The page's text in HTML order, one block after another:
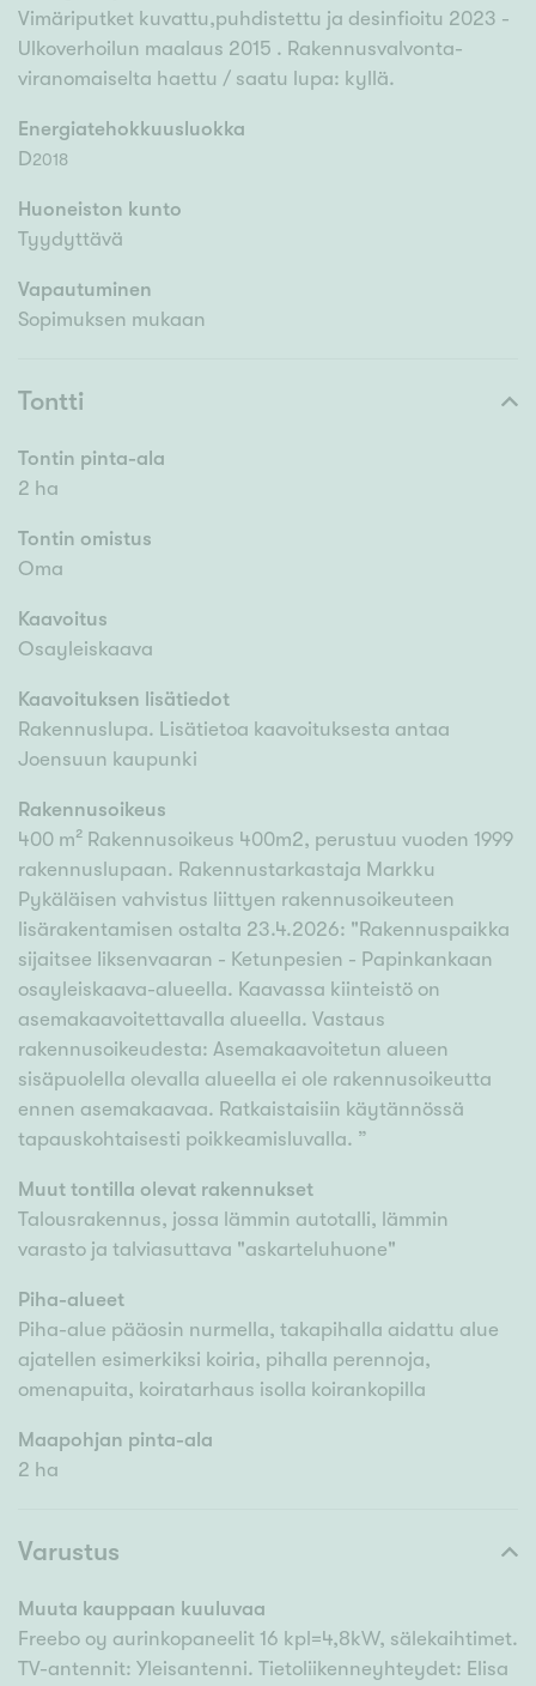
Vimäriputket kuvattu,puhdistettu ja desinfioitu 2023 -
Ulkoverhoilun maalaus 2015 . Rakennusvalvonta-
viranomaiselta haettu / saatu lupa: kyllä.
Energiatehokkuusluokka
D2018
Huoneiston kunto
Tyydyttävä
Vapautuminen
Sopimuksen mukaan
Tontti
Tontin pinta-ala
2 ha
Tontin omistus
Oma
Kaavoitus
Osayleiskaava
Kaavoituksen lisätiedot
Rakennuslupa. Lisätietoa kaavoituksesta antaa
Joensuun kaupunki
Rakennusoikeus
400 m² Rakennusoikeus 400m2, perustuu vuoden 1999
rakennuslupaan. Rakennustarkastaja Markku
Pykäläisen vahvistus liittyen rakennusoikeuteen
lisärakentamisen ostalta 23.4.2026: "Rakennuspaikka
sijaitsee Iiksenvaaran - Ketunpesien - Papinkankaan
osayleiskaava-alueella. Kaavassa kiinteistö on
asemakaavoitettavalla alueella. Vastaus
rakennusoikeudesta: Asemakaavoitetun alueen
sisäpuolella olevalla alueella ei ole rakennusoikeutta
ennen asemakaavaa. Ratkaistaisiin käytännössä
tapauskohtaisesti poikkeamisluvalla. ”
Muut tontilla olevat rakennukset
Talousrakennus, jossa lämmin autotalli, lämmin
varasto ja talviasuttava "askarteluhuone"
Piha-alueet
Piha-alue pääosin nurmella, takapihalla aidattu alue
ajatellen esimerkiksi koiria, pihalla perennoja,
omenapuita, koiratarhaus isolla koirankopilla
Maapohjan pinta-ala
2 ha
Varustus
Muuta kauppaan kuuluvaa
Freebo oy aurinkopaneelit 16 kpl=4,8kW, sälekaihtimet.
TV-antennit: Yleisantenni. Tietoliikenneyhteydet: Elisa